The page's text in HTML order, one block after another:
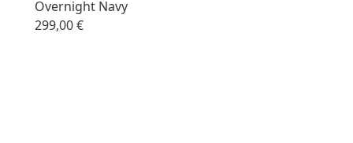
Overnight Navy
299,00 €